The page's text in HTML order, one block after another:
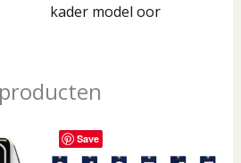
kader model oor
Save